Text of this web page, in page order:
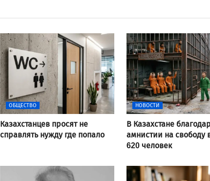
ОБЩЕСТВО
Казахстанцев просят не
справлять нужду где попало
НОВОСТИ
В Казахстане
амнистии на свободу
620 человек